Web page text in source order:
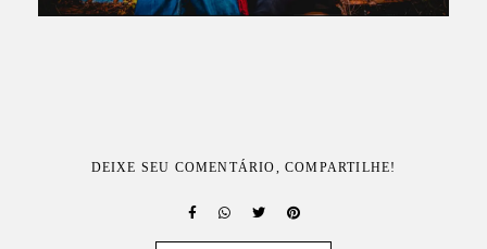
DEIXE SEU COMENTÁRIO, COMPARTILHE!